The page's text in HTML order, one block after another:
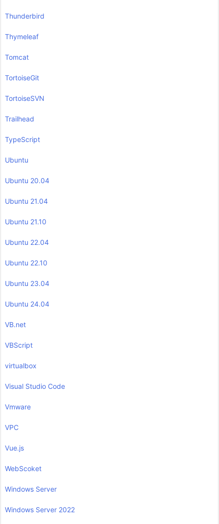
Thunderbird
Thymeleaf
Tomcat
TortoiseGit
TortoiseSVN
Trailhead
TypeScript
Ubuntu
Ubuntu 20.04
Ubuntu 21.04
Ubuntu 21.10
Ubuntu 22.04
Ubuntu 22.10
Ubuntu 23.04
Ubuntu 24.04
VB.net
VBScript
virtualbox
Visual Studio Code
Vmware
VPC
Vue.js
WebScoket
Windows Server
Windows Server 2022